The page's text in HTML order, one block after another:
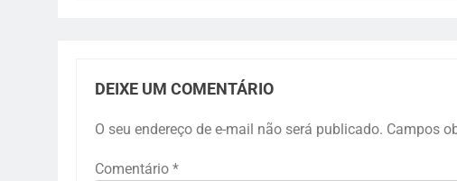
DEIXE UM COMENTÁRIO
O seu endereço de e-mail não será publicado. Campos
Comentário *